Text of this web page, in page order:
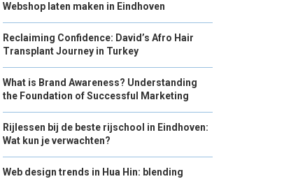
Webshop laten maken in Eindhoven
Reclaiming Confidence: David’s Afro Hair
Transplant Journey in Turkey
What is Brand Awareness? Understanding
the Foundation of Successful Marketing
Rijlessen bij de beste rijschool in Eindhoven:
Wat kun je verwachten?
Web design trends in Hua Hin: blending